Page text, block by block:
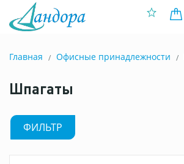
Главная Офисные принадлежности
Шпагаты
ФИЛЬТР